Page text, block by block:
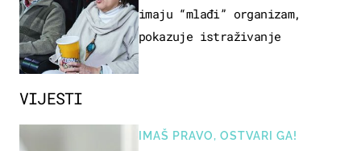
VIJESTI
IMAŠ PRAVO, OSTVARI GA!
imaju “mlađi” organizam,
pokazuje istraživanje